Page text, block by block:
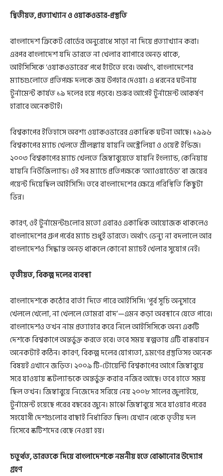
দ্বিতীয়ত, প্রত্যাখ্যান ও ওয়াকওভার-প্রস্তুতি
বাংলাদেশ ক্রিকেট বোর্ডের অনুরোধে সাড়া না দিয়ে প্রত্যাখ্যান করা।
এরপর বাংলাদেশ যদি ভারতে না খেলার ব্যাপারে অনড় থাকে,
আইসিসিকে ‘ওয়াকওভারের’ পথে হাঁটতে হবে। অর্থাৎ, বাংলাদেশের
ম্যাচগুলোতে প্রতিপক্ষ দলকে জয় উপহার দেওয়া। এ ধরনের ঘটনায়
টুর্নামেন্ট কার্যত ১৯ দলের হয়ে পড়বে। শুরুর আগেই টুর্নামেন্ট আকর্ষণ
হারাবে অনেকটাই।
বিশ্বকাপের ইতিহাসে অবশ্য ওয়াকওভারের একাধিক ঘটনা আছে। ১৯৯৬
বিশ্বকাপের ম্যাচ খেলতে শ্রীলঙ্কায় যায়নি অস্ট্রেলিয়া ও ওয়েস্ট ইন্ডিজ।
২০০৩ বিশ্বকাপের ম্যাচ খেলতে জিম্বাবুয়েতে যায়নি ইংল্যান্ড, কেনিয়ায়
যায়নি নিউজিল্যান্ড। ওই সব ম্যাচে প্রতিপক্ষকে ‘অ্যাওয়ার্ডেড’ বা জয়ের
পয়েন্ট দিয়েছিল আইসিসি। তবে বাংলাদেশের ক্ষেত্রে পরিস্থিতি কিছুটা
ভিন্ন।
কারণ, ওই টুর্নামেন্টগুলোর মতো এবারও একাধিক আয়োজক থাকলেও
বাংলাদেশের গ্রুপ পর্বের ম্যাচ শুধুই ভারতে। অর্থাৎ ভেন্যু না বদলালে আর
বাংলাদেশও সিদ্ধান্ত অনড় থাকলে কোনো ম্যাচই খেলার সুযোগ নেই।
তৃতীয়ত, বিকল্প দলের ব্যবস্থা
বাংলাদেশকে কঠোর বার্তা দিতে পারে আইসিসি। ‘পূর্ব সূচি অনুসারে
খেললে খেলো, না খেললে তোমরা বাদ’—এমন কড়া অবস্থানে যেতে পারে।
বাংলাদেশও তখন নাম প্রত্যাহার করে নিলে আইসিসিকে অন্য একটি
দেশকে বিশ্বকাপে অন্তর্ভুক্ত করতে হবে। তবে সময় স্বল্পতায় এটি বাস্তবায়ন
অনেকটাই কঠিন। কারণ, বিকল্প দলের যোগ্যতা, ভ্রমণের প্রস্তুতিসহ অনেক
বিষয়ই এখানে জড়িত। ২০০৯ টি-টোয়েন্টি বিশ্বকাপের আগে জিম্বাবুয়ে
সরে যাওয়ায় স্কটল্যান্ডকে অন্তর্ভুক্ত করার নজির আছে। তবে হাতে সময়
ছিল তখন। জিম্বাবুয়ে নিজেদের সরিয়ে নেয় ২০০৮ সালের জুলাইয়ে,
টুর্নামেন্ট হয়েছে পরের বছরের জুনে। মাঝে জিম্বাবুয়ে সরে যাওয়ার পরের
সহযোগী দেশগুলোর বাছাই নির্ধারিত ছিল। যেখান থেকে তৃতীয় দল
হিসেবে স্কটিশদের বেছে নেওয়া হয়।
চতুর্থত, ভারতকে দিয়ে বাংলাদেশকে নমনীয় হতে বোঝানোর উদ্যোগ
গ্রহণ